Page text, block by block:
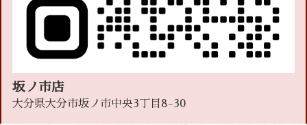
坂ノ市店
大分県大分市坂ノ市中央3丁目8-30